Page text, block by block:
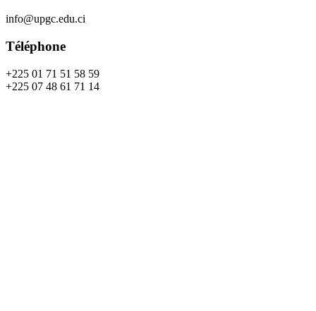
info@upgc.edu.ci
Téléphone
+225 01 71 51 58 59
+225 07 48 61 71 14